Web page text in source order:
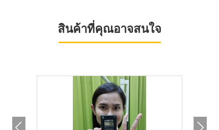
สินค้าที่คุณอาจสนใจ